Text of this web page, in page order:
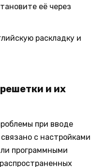
её через
раскладку и
и их
при вводе
с настройками
программными